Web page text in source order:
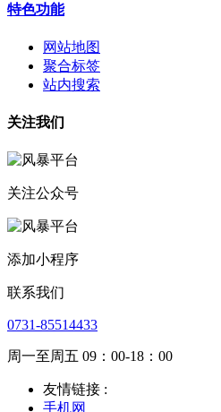
特色功能
网站地图
聚合标签
站内搜索
关注我们
关注公众号
添加小程序
联系我们
0731-85514433
周一至周五 09：00-18：00
友情链接 :
手机网